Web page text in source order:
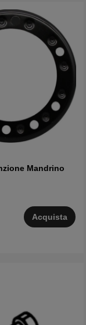
Mandrino
Acquista